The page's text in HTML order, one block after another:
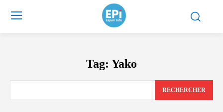
Tag: Yako
RECHERCHER